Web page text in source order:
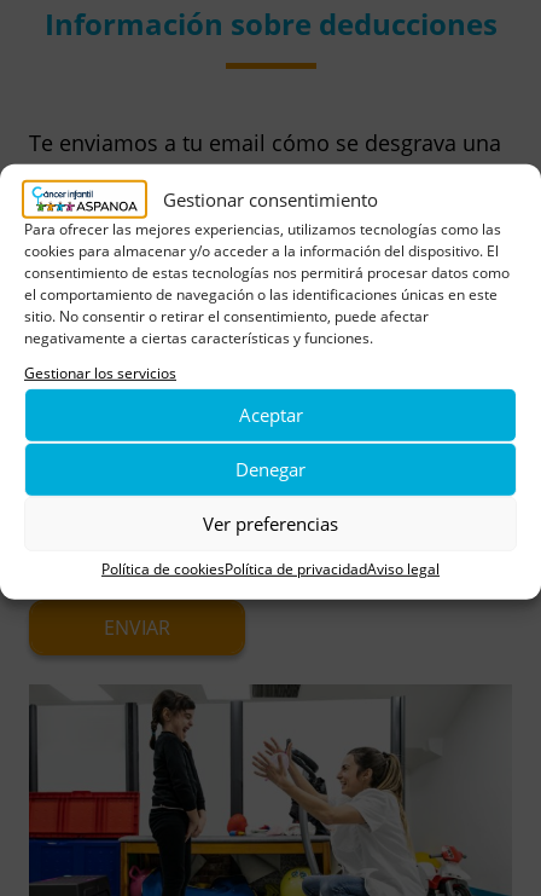
Gestionar consentimiento
Para ofrecer las mejores experiencias, utilizamos tecnologías como las
cookies para almacenar y/o acceder a la información del dispositivo. El
consentimiento de estas tecnologías nos permitirá procesar datos como
el comportamiento de navegación o las identificaciones únicas en este
sitio. No consentir o retirar el consentimiento, puede afectar
negativamente a ciertas características y funciones.
Gestionar los servicios
Aceptar
Denegar
Ver preferencias
Política de cookiesPolítica de privacidadAviso legal
Información sobre deducciones
Te enviamos a tu email cómo se desgrava una
donación, los límites que son posibles y
ejemplos de coste real.
Email
Completando el formulario y haciendo click en
“Enviar” usted consiente que el responsable trate sus
datos personales para hacerle resolver su consulta o
solicitud por correo electrónico. Puede acceder a más
y de nuestraPolítica de
donaciones.